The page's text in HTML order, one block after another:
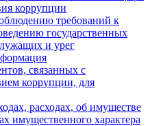
коррупции
требований к
государственных
и урег
связанных с
коррупции, для
расходах, об имуществе
имущественного характера